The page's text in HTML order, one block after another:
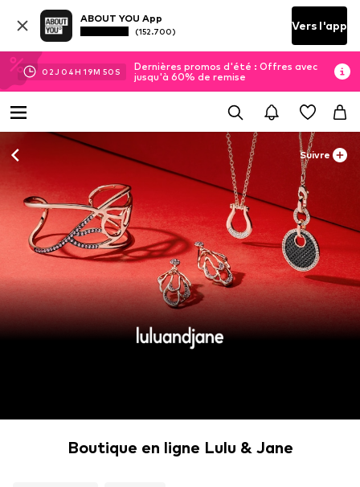
ABOUT YOU App
(152.700) Vers l'app
02J 04H 19M 49 S
Dernières promos d'été : Offres avec
jusqu'à 60% de remise
Suivre
Boutique en ligne Lulu & Jane